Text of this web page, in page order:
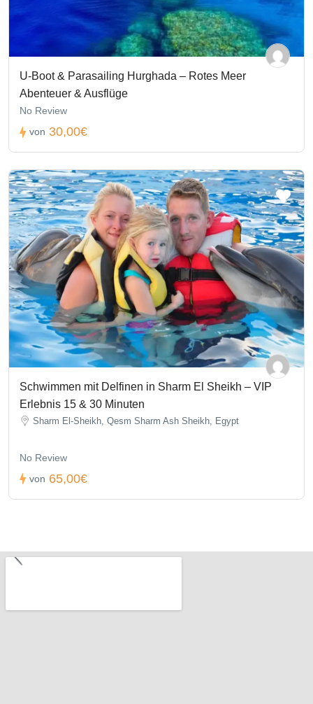
U-Boot & Parasailing Hurghada – Rotes Meer
Abenteuer & Ausflüge
No Review
von 30,00€
Schwimmen mit Delfinen in Sharm El Sheikh – VIP
Erlebnis 15 & 30 Minuten
Sharm El-Sheikh, Qesm Sharm Ash Sheikh, Egypt
No Review
von 65,00€